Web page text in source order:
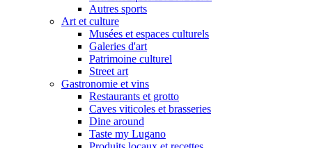
Autres sports
Art et culture
Musées et espaces culturels
Galeries d'art
Patrimoine culturel
Street art
Gastronomie et vins
Restaurants et grotto
Caves viticoles et brasseries
Dine around
Taste my Lugano